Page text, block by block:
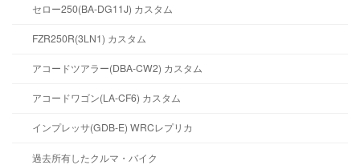
セロー250(BA-DG11J) カスタム
FZR250R(3LN1) カスタム
アコードツアラー(DBA-CW2) カスタム
アコードワゴン(LA-CF6) カスタム
インプレッサ(GDB-E) WRCレプリカ
過去所有したクルマ・バイク